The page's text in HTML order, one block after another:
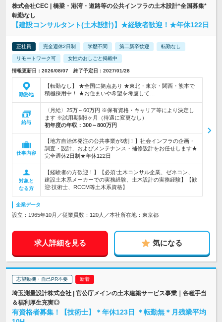
株式会社CEC | 橋梁・港湾・道路等の公共インフラの土木設計*全国募集*
転勤なし
【建設コンサルタント(土木設計)】★経験者歓迎！★年休122日
正社員 完全週休2日制 学歴不問 第二新卒歓迎 転勤なし
リモートワーク可 女性のおしごと掲載中
情報更新日：2026/08/07 終了予定日：2027/01/28
勤務地
【転勤なし】 ★全国に拠点あり ★東北・東京・関西・熊本で
積極採用中！ ★お住まいや希望を考慮して…
給与
〈月給〉25万～60万円 ※保有資格・キャリア等により決定し
ます ※試用期間6ヶ月（待遇に変更なし）
初年度の年収： 300～800万円
仕事内容
【地方自治体発注の公共事業が9割！】社会インフラの企画・
調査・設計、およびメンテナンス・補修設計をお任せします★
完全週休2日制★年休122日
対象と
なる方
【経験者の方歓迎！】【必須:土木コンサル企業、ゼネコン、
建設土木系メーカーでの実務経験、土木設計の実務経験】【歓
迎:技術士、RCCM等土木系資格】
企業データ
設立：1965年10月／従業員数：120人／本社所在地：東京都
求人詳細を見る 気になる
志望動機・自己PR不要
埼玉測量設計株式会社 | 官公庁メインの土木建築サービス事業｜各種手当
＆福利厚生充実◎
有資格者募集！【技術士】＊年休123日 ＊転勤無＊月残業平均